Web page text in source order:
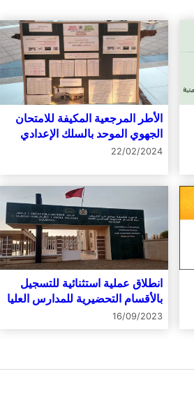
الأطر المرجعية المكيفة للامتحان
الجهوي الموحد بالسلك الإعدادي
لدورة 2024
22/02/2024
انطلاق عملية استثنائية للتسجيل
بالأقسام التحضيرية للمدارس العليا
CPGE
16/09/2023